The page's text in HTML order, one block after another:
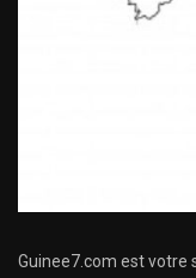
Guinee7.com est votre